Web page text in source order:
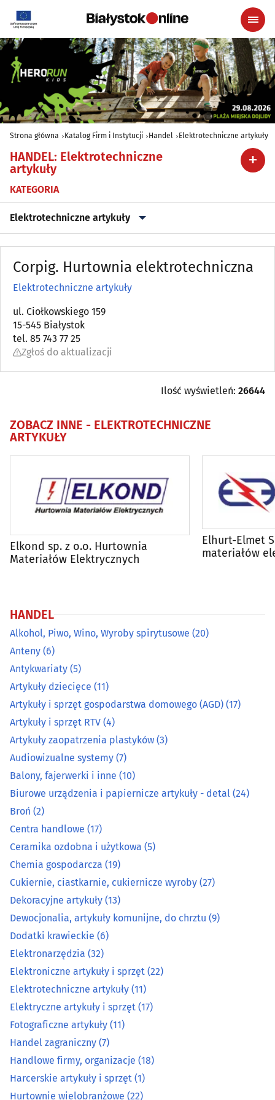
Strona główna Katalog Firm i Instytucji Handel Elektrotechniczne artykuły
HANDEL: Elektrotechniczne
artykuły
KATEGORIA
Elektrotechniczne artykuły
Alkohol, Piwo, Wino, Wyroby spirytusowe(20)
Antykwariaty(5)
Artykuły dziecięce
Artykuły i sprzęt gospodarstwa domowego (AGD)(17)
Artykuły zaopatrzenia plastyków
Balony, fajerwerki i inne(10)
Biurowe urządzenia i papiernicze artykuły - detal(24)
Broń(2)
Chemia gospodarcza
Cukiernie, ciastkarnie, cukiernicze wyroby
Dekoracyjne artykuły (13)
Dewocjonalia, artykuły komunijne, do chrztu
Dodatki krawieckie (6)
Elektronarzędzia
Elektroniczne artykuły i sprzęt(22)
Elektryczne artykuły i sprzęt
Fotograficzne artykuły(11)
Handel zagraniczny(7)
Handlowe firmy, organizacje (18)
Harcerskie artykuły i sprzęt
Hurtownie wielobranżowe(22)
Kasy fiskalne(12)
Corpig. Hurtownia elektrotechniczna
Elektrotechniczne artykuły
ul. Ciołkowskiego 159
15-545 Białystok
tel. 85 743 77 25
Zgłoś do aktualizacji
Ilość wyświetleń: 26644
ZOBACZ INNE - ELEKTROTECHNICZNE
ARTYKUŁY
Elkond sp. z o.o. Hurtownia
Materiałów Elektrycznych
Elhurt-Elmet
materiałów
HANDEL
Alkohol, Piwo, Wino, Wyroby spirytusowe (20)
Anteny (6)
Antykwariaty (5)
Artykuły dziecięce (11)
Artykuły i sprzęt gospodarstwa domowego (AGD) (17)
Artykuły i sprzęt RTV (4)
Artykuły zaopatrzenia plastyków (3)
Audiowizualne systemy (7)
Balony, fajerwerki i inne (10)
Biurowe urządzenia i papiernicze artykuły - detal (24)
Broń (2)
Centra handlowe (17)
Ceramika ozdobna i użytkowa (5)
Chemia gospodarcza (19)
Cukiernie, ciastkarnie, cukiernicze wyroby (27)
Dekoracyjne artykuły (13)
Dewocjonalia, artykuły komunijne, do chrztu (9)
Dodatki krawieckie (6)
Elektronarzędzia (32)
Elektroniczne artykuły i sprzęt (22)
Elektrotechniczne artykuły (11)
Elektryczne artykuły i sprzęt (17)
Fotograficzne artykuły (11)
Handel zagraniczny (7)
Handlowe firmy, organizacje (18)
Harcerskie artykuły i sprzęt (1)
Hurtownie wielobranżowe (22)